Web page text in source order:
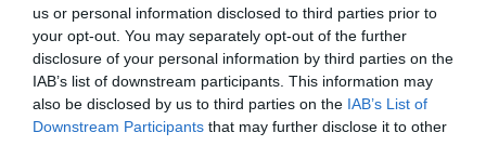
us or personal information disclosed to third parties prior to
your opt-out. You may separately opt-out of the further
disclosure of your personal information by third parties on the
IAB’s list of downstream participants. This information may
also be disclosed by us to third parties on the IAB’s List of
Downstream Participants that may further disclose it to other
25/3
Nytt fastighetsförvaltningsbolag registerat i
Norrtälje
25/3 NYA BOLAG